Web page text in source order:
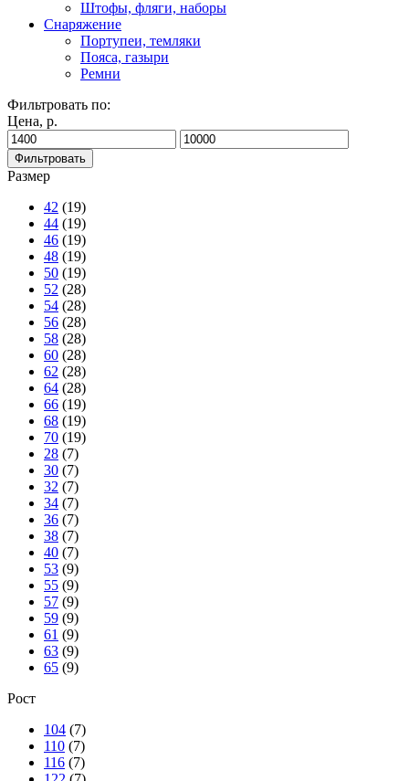
Штофы, фляги, наборы
Снаряжение
Портупеи, темляки
Пояса, газыри
Ремни
Фильтровать по:
Цена, р.
Фильтровать
Размер
42 (19)
44 (19)
46 (19)
48 (19)
50 (19)
52 (28)
54 (28)
56 (28)
58 (28)
60 (28)
62 (28)
64 (28)
66 (19)
68 (19)
70 (19)
28 (7)
30 (7)
32 (7)
34 (7)
36 (7)
38 (7)
40 (7)
53 (9)
55 (9)
57 (9)
59 (9)
61 (9)
63 (9)
65 (9)
Рост
104 (7)
110 (7)
116 (7)